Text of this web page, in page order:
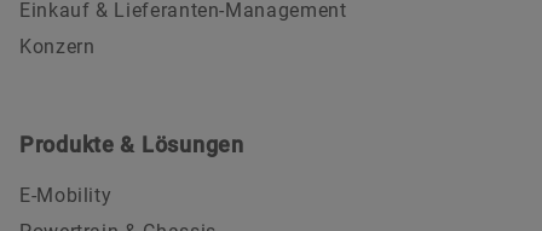
Einkauf & Lieferanten-Management
Konzern
Produkte & Lösungen
E-Mobility